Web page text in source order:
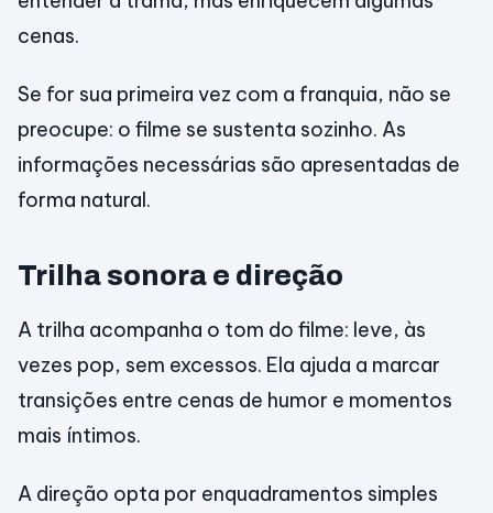
cenas.
Se for sua primeira vez com a franquia, não se
preocupe: o filme se sustenta sozinho. As
informações necessárias são apresentadas de
forma natural.
Trilha sonora e direção
A trilha acompanha o tom do filme: leve, às
vezes pop, sem excessos. Ela ajuda a marcar
transições entre cenas de humor e momentos
mais íntimos.
A direção opta por enquadramentos simples